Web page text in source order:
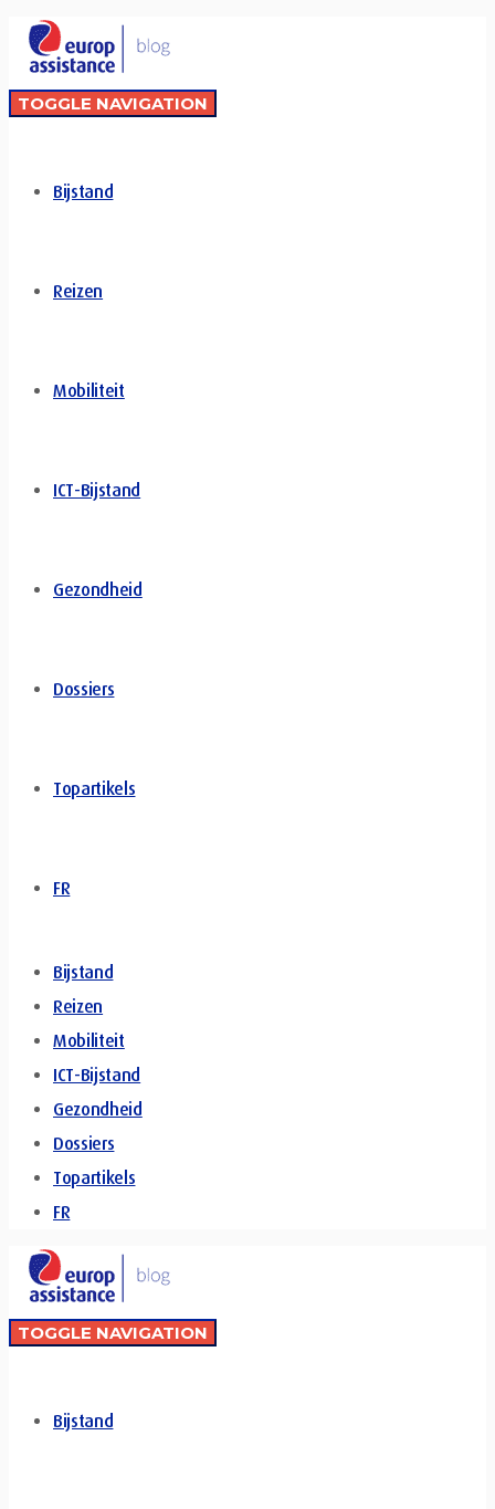
TOGGLE NAVIGATION
Bijstand
Reizen
Mobiliteit
ICT-Bijstand
Gezondheid
Dossiers
Topartikels
FR
Bijstand
Reizen
Mobiliteit
ICT-Bijstand
Gezondheid
Dossiers
Topartikels
FR
TOGGLE NAVIGATION
Bijstand